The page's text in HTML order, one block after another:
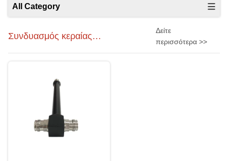
All Category
Συνδυασμός κεραίας
ραδιοσυχνοτήτων
Δείτε
περισσότερα >>